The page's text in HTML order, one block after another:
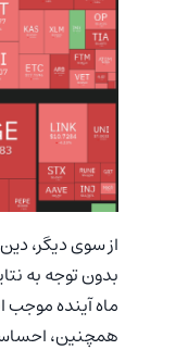
بدون توجه به
ماه آینده